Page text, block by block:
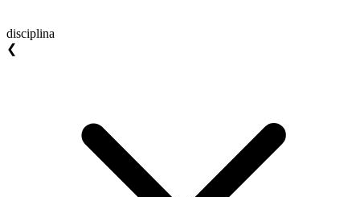
disciplina
❮